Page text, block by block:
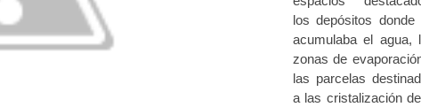
los depósitos donde
acumulaba el agua,
zonas de
las parcelas
a las cristalización